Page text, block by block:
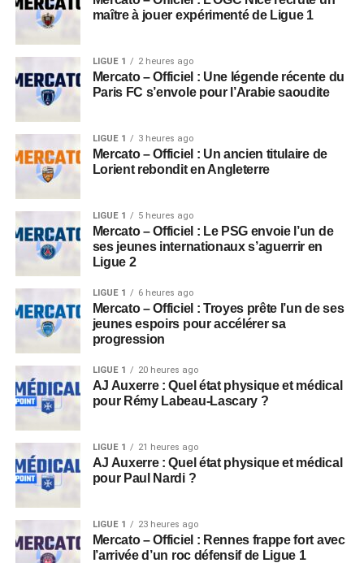
maître à jouer expérimenté de Ligue 1
LIGUE 1 2 heures ago
Mercato – Officiel : Une légende récente du
Paris FC s’envole pour l’Arabie saoudite
LIGUE 1 3 heures ago
Mercato – Officiel : Un ancien titulaire de
Lorient rebondit en Angleterre
LIGUE 1 5 heures ago
Mercato – Officiel : Le PSG envoie l’un de
ses jeunes internationaux s’aguerrir en
Ligue 2
LIGUE 1 6 heures ago
Mercato – Officiel : Troyes prête l’un de ses
jeunes espoirs pour accélérer sa
progression
LIGUE 1 20 heures ago
AJ Auxerre : Quel état physique et médical
pour Rémy Labeau-Lascary ?
LIGUE 1 21 heures ago
AJ Auxerre : Quel état physique et médical
pour Paul Nardi ?
LIGUE 1 23 heures ago
Mercato – Officiel : Rennes frappe fort avec
l’arrivée d’un roc défensif de Ligue 1